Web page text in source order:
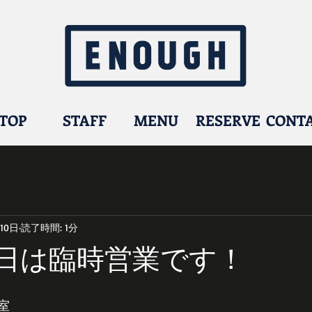
STAFF MENU RESERVE
は臨時営業です！
日 読了時間: 1分